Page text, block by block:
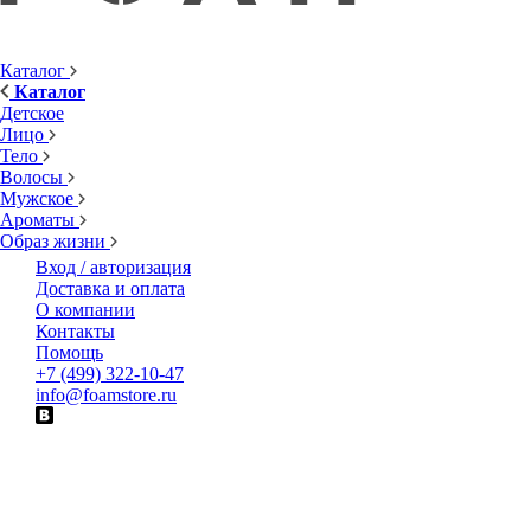
Каталог
Каталог
Детское
Лицо
Тело
Волосы
Мужское
Ароматы
Образ жизни
Вход / авторизация
Доставка и оплата
О компании
Контакты
Помощь
+7 (499) 322-10-47
info@foamstore.ru